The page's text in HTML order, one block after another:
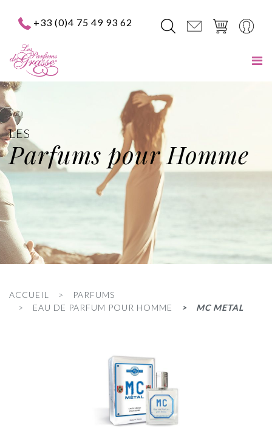
+33 (0)4 75 49 93 62
LES
Parfums pour Homme
ACCUEIL
PARFUMS
EAU DE PARFUM POUR HOMME
MC METAL